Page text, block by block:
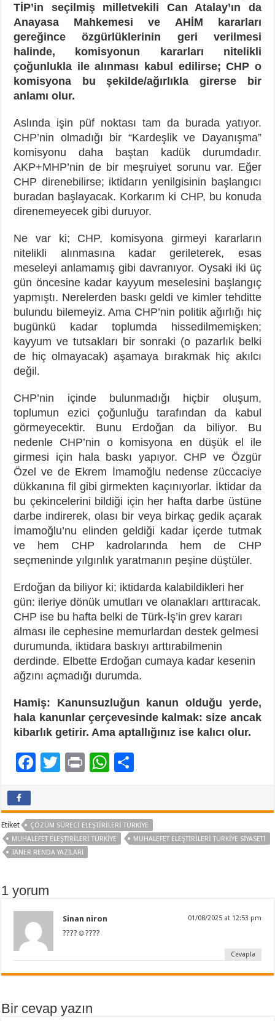
TİP’in seçilmiş milletvekili Can Atalay’ın da
Anayasa Mahkemesi ve AHİM kararları
gereğince özgürlüklerinin geri verilmesi
halinde, komisyonun kararları nitelikli
çoğunlukla ile alınması kabul edilirse; CHP o
komisyona bu şekilde/ağırlıkla girerse bir
anlamı olur.
Aslında işin püf noktası tam da burada yatıyor.
CHP’nin olmadığı bir “Kardeşlik ve Dayanışma”
komisyonu daha baştan kadük durumdadır.
AKP+MHP’nin de bir meşruiyet sorunu var. Eğer
CHP direnebilirse; iktidarın yenilgisinin başlangıcı
buradan başlayacak. Korkarım ki CHP, bu konuda
direnemeyecek gibi duruyor.
Ne var ki; CHP, komisyona girmeyi kararların
nitelikli alınmasına kadar gerileterek, esas
meseleyi anlamamış gibi davranıyor. Oysaki iki üç
gün öncesine kadar kayyum meselesini başlangıç
yapmıştı. Nerelerden baskı geldi ve kimler tehditte
bulundu bilemeyiz. Ama CHP’nin politik ağırlığı hiç
bugünkü kadar toplumda hissedilmemişken;
kayyum ve tutsakları bir sonraki (o pazarlık belki
de hiç olmayacak) aşamaya bırakmak hiç akılcı
değil.
CHP’nin içinde bulunmadığı hiçbir oluşum,
toplumun ezici çoğunluğu tarafından da kabul
görmeyecektir. Bunu Erdoğan da biliyor. Bu
nedenle CHP’nin o komisyona en düşük el ile
girmesi için hala baskı yapıyor. CHP ve Özgür
Özel ve de Ekrem İmamoğlu nedense züccaciye
dükkanına fil gibi girmekten kaçınıyorlar. İktidar da
bu çekincelerini bildiği için her hafta darbe üstüne
darbe indirerek, olası bir veya birkaç gedik açarak
İmamoğlu’nu elinden geldiği kadar içerde tutmak
ve hem CHP kadrolarında hem de CHP
seçmeninde yılgınlık yaratmanın peşine düştüler.
Erdoğan da biliyor ki; iktidarda kalabildikleri her
gün: ileriye dönük umutları ve olanakları arttıracak.
CHP ise bu hafta belki de Türk-İş’in grev kararı
alması ile cephesine memurlardan destek gelmesi
durumunda, iktidara baskıyı arttırabilmenin
derdinde. Elbette Erdoğan cumaya kadar kesenin
ağzını açmadığı durumda.
Hamiş: Kanunsuzluğun kanun olduğu yerde,
hala kanunlar çerçevesinde kalmak: size ancak
kibarlık getirir. Ama aptallığınız ise kalıcı olur.
F
b
o
o
T
er
Pr W
sA
p
aş
Etiket
ÇÖZÜM SÜRECI ELEŞTIRILERI TÜRKIYE
MUHALEFET ELEŞTIRILERI TÜRKIYE
MUHALEFET ELEŞTIRILERI TÜRKIYE SIYASETI
TANER RENDA YAZILARI
1 yorum
Sinan niron 01/08/2025 at 12:53 pm
????☺????
Cevapla
Bir cevap yazın